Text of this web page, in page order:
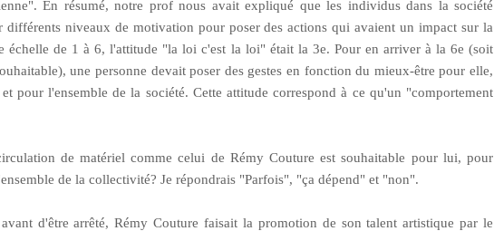
En résumé, notre prof nous avait expliqué que les individus dans la société
différents niveaux de motivation pour poser des actions qui avaient un impact sur la
échelle de 1 à 6, l'attitude "la loi c'est la loi" était la 3e. Pour en arriver à la 6e (soit
une personne devait poser des gestes en fonction du mieux-être pour elle,
pour l'ensemble de la société. Cette attitude correspond à ce qu'un "comportement
de matériel comme celui de Rémy Couture est souhaitable pour lui, pour
de la collectivité? Je répondrais "Parfois", "ça dépend" et "non".
d'être arrêté, Rémy Couture faisait la promotion de son talent artistique par le